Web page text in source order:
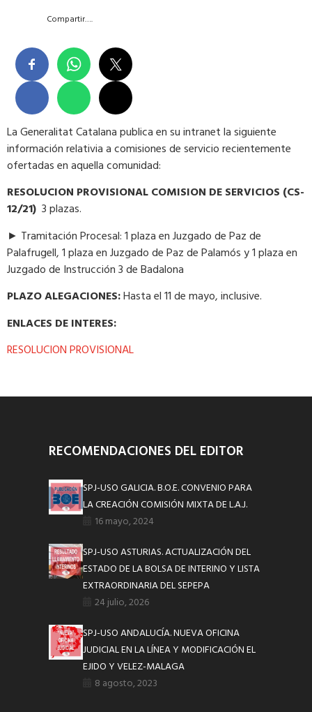
Compartir….
La Generalitat Catalana publica en su intranet la siguiente
información relativia a comisiones de servicio recientemente
ofertadas en aquella comunidad:
RESOLUCION PROVISIONAL COMISION DE SERVICIOS (CS-
12/21) 3 plazas.
► Tramitación Procesal: 1 plaza en Juzgado de Paz de
Palafrugell, 1 plaza en Juzgado de Paz de Palamós y 1 plaza en
Juzgado de Instrucción 3 de Badalona
PLAZO ALEGACIONES:Hasta el 11 de mayo, inclusive.
ENLACES DE INTERES:
RESOLUCION PROVISIONAL
RECOMENDACIONES DEL EDITOR
SPJ-USO GALICIA. B.O.E. CONVENIO PARA
LA CREACIÓN COMISIÓN MIXTA DE L.A.J.
16 mayo, 2024
SPJ-USO ASTURIAS. ACTUALIZACIÓN DEL
ESTADO DE LA BOLSA DE INTERINO Y LISTA
EXTRAORDINARIA DEL SEPEPA
24 julio, 2026
SPJ-USO ANDALUCÍA. NUEVA OFICINA
JUDICIAL EN LA LÍNEA Y MODIFICACIÓN EL
EJIDO Y VELEZ-MALAGA
8 agosto, 2023